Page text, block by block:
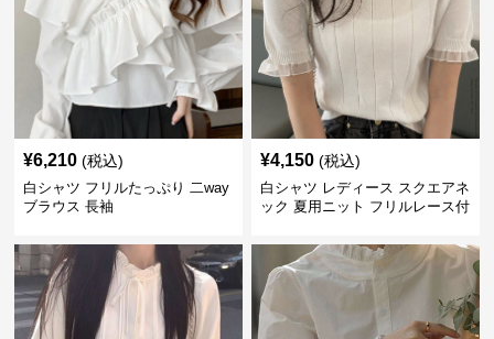
¥6,210 (税込)
白シャツ フリルたっぷり 二way
ブラウス 長袖
¥4,150 (税込)
白シャツ レディース スクエアネ
ック 夏用ニット フリルレース付